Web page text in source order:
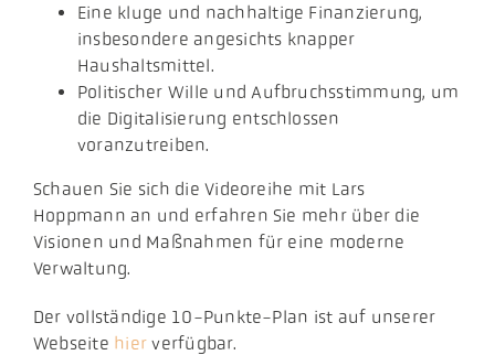
Eine kluge und nachhaltige Finanzierung,
insbesondere angesichts knapper
Haushaltsmittel.
Politischer Wille und Aufbruchsstimmung, um
die Digitalisierung entschlossen
voranzutreiben.
Schauen Sie sich die Videoreihe mit Lars
Hoppmann an und erfahren Sie mehr über die
Visionen und Maßnahmen für eine moderne
Verwaltung.
Der vollständige 10-Punkte-Plan ist auf unserer
Webseite hier verfügbar.